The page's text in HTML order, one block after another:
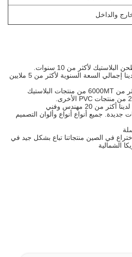
والداخل
لأكثر من 10 سنوات.
خطوط من ألمانيا وإيطاليا، لدينا إجمالي السعة السنوية لأكثر من 5 ملايين
لوحات الجدران والسقف، أكثر من 6000MT من منتجات البلاستيك
من 20 مهندس وفني
جميع أنواع أنواع وألوان التصميم
في الصين منتجاتنا تباع بشكل جيد في
الشمالية